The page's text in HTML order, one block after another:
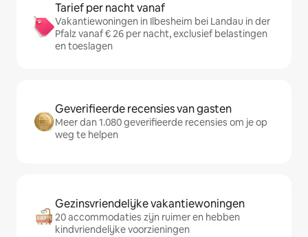
Tarief per nacht vanaf
Vakantiewoningen in Ilbesheim bei Landau in der
Pfalz vanaf € 26 per nacht, exclusief belastingen
en toeslagen
Geverifieerde recensies van gasten
Meer dan 1.080 geverifieerde recensies om je op
weg te helpen
Gezinsvriendelijke vakantiewoningen
20 accommodaties zijn ruimer en hebben
kindvriendelijke voorzieningen